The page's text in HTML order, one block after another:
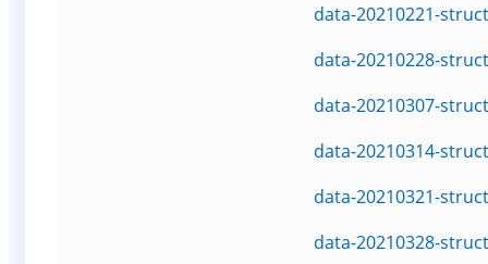
data-20210221-
data-20210228-
data-20210307-
data-20210314-
data-20210321-
data-20210328-